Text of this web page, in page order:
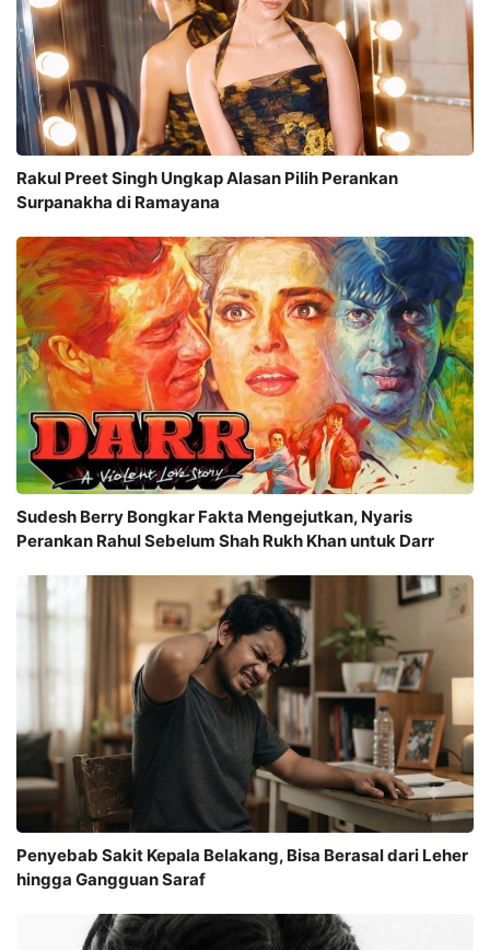
Rakul Preet Singh Ungkap Alasan Pilih Perankan
Surpanakha di Ramayana
Sudesh Berry Bongkar Fakta Mengejutkan, Nyaris
Perankan Rahul Sebelum Shah Rukh Khan untuk Darr
Penyebab Sakit Kepala Belakang, Bisa Berasal dari Leher
hingga Gangguan Saraf